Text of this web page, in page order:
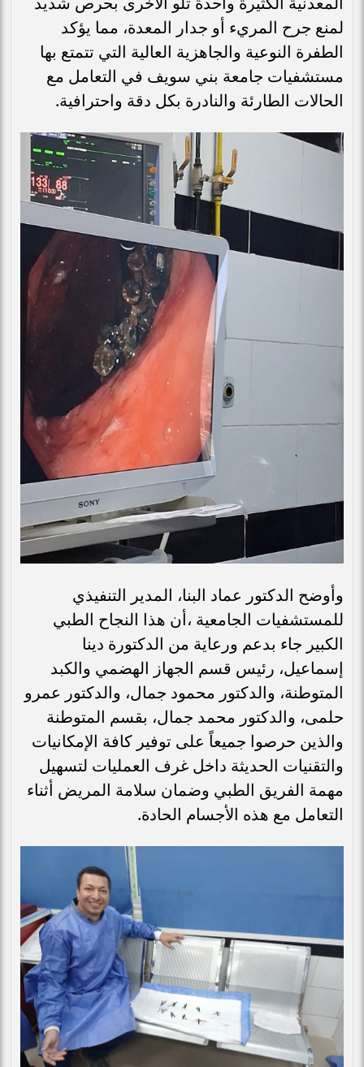
لمنع جرح المريء أو جدار المعدة، مما يؤكد
الطفرة النوعية والجاهزية العالية التي تتمتع بها
مستشفيات جامعة بني سويف في التعامل مع
الحالات الطارئة والنادرة بكل دقة واحترافية.
وأوضح الدكتور عماد البنا، المدير التنفيذي
للمستشفيات الجامعية ،أن هذا النجاح الطبي
الكبير جاء بدعم ورعاية من الدكتورة دينا
إسماعيل، رئيس قسم الجهاز الهضمي والكبد
المتوطنة، والدكتور محمود جمال، والدكتور عمرو
حلمى، والدكتور محمد جمال، بقسم المتوطنة
والذين حرصوا جميعاً على توفير كافة الإمكانيات
والتقنيات الحديثة داخل غرف العمليات لتسهيل
مهمة الفريق الطبي وضمان سلامة المريض أثناء
التعامل مع هذه الأجسام الحادة.